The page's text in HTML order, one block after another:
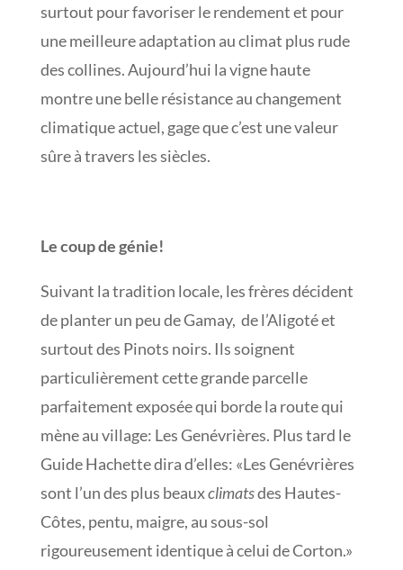
surtout pour favoriser le rendement et pour
une meilleure adaptation au climat plus rude
des collines. Aujourd’hui la vigne haute
montre une belle résistance au changement
climatique actuel, gage que c’est une valeur
sûre à travers les siècles.
Le coup de génie!
Suivant la tradition locale, les frères décident
de planter un peu de Gamay, de l’Aligoté et
surtout des Pinots noirs. Ils soignent
particulièrement cette grande parcelle
parfaitement exposée qui borde la route qui
mène au village: Les Genévrières. Plus tard le
Guide Hachette dira d’elles: «Les Genévrières
sont l’un des plus beauxclimatsdes Hautes-
Côtes, pentu, maigre, au sous-sol
rigoureusement identique à celui de Corton.»